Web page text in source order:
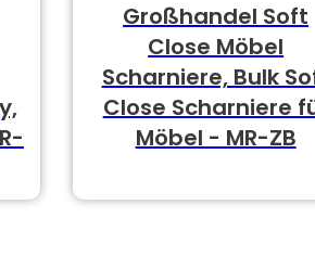
Großhandel Soft
Close Möbel
Scharniere, Bulk
Close Scharniere
Möbel - MR-ZB